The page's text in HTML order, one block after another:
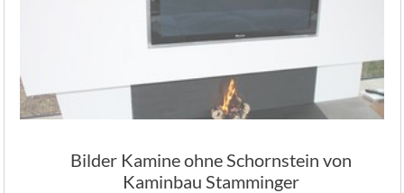
Bilder Kamine ohne Schornstein von
Kaminbau Stamminger